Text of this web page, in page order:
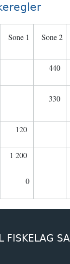
Sone 1 Sone 2
440
330
120
1 200
0
FISKELAG SA